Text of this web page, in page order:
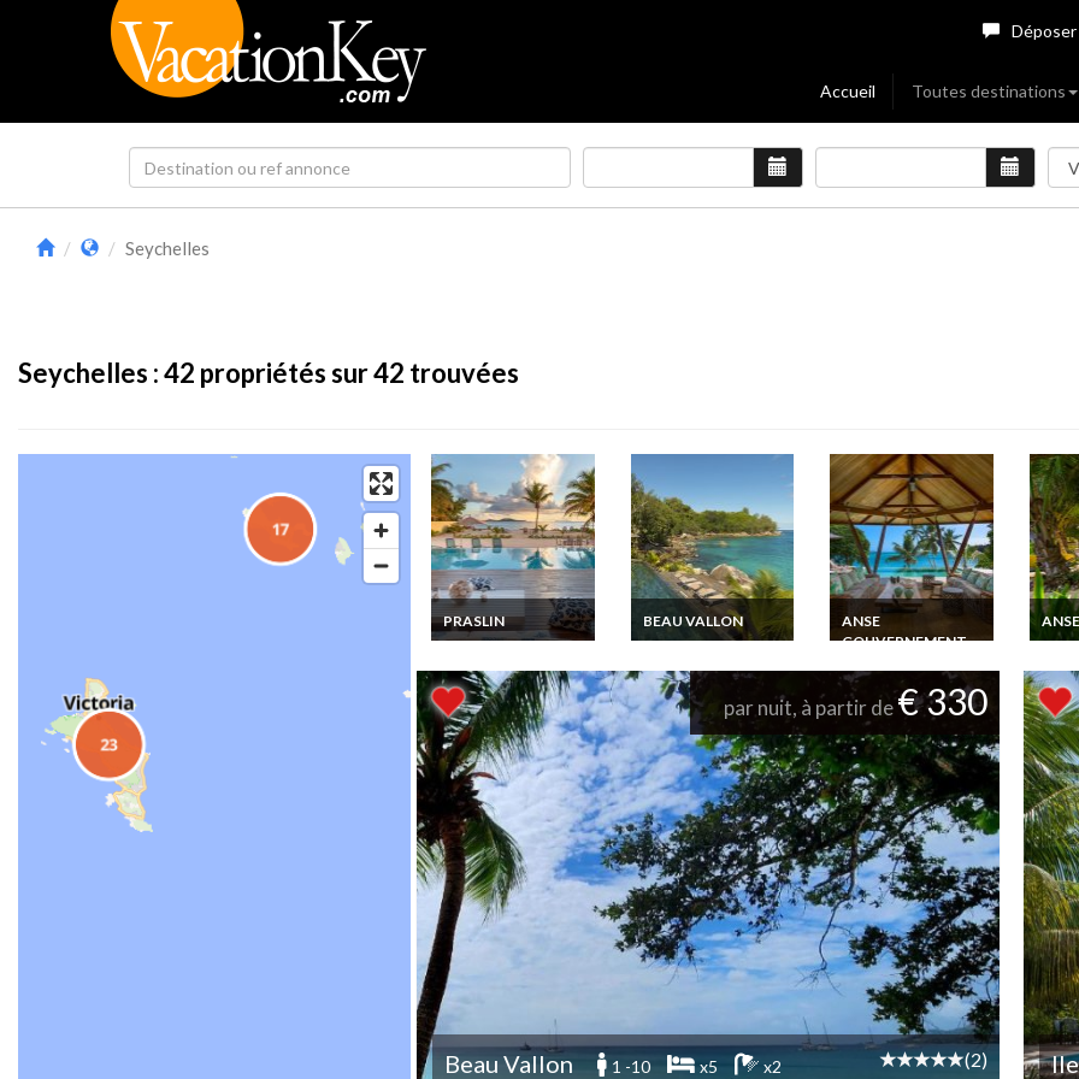
Accueil Toutes destinations
Seychelles
Seychelles :42 propriétés sur 42 trouvées
PRASLIN
Seychelles Location
Praslin en Bord de
Mer Piscine et Plage
Privée
BEAU VALLON
Seychelles Location
Vallon avec
personnel demi-
pension
ANSE
GOUVERNEMENT
Seychelles Location
Villa luxe Praslin sur
la plage Chef et
personnel / All
inclusive
Anse
par nuit, à partir de€ 330
Beau Vallon 1 -10 x5 x2 (2)